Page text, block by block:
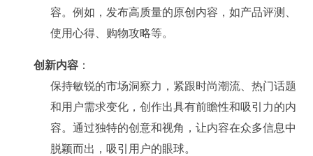
容。例如，发布高质量的原创内容，如产品评测、
使用心得、购物攻略等。
创新内容 ：
保持敏锐的市场洞察力，紧跟时尚潮流、热门话题
和用户需求变化，创作出具有前瞻性和吸引力的内
容。通过独特的创意和视角，让内容在众多信息中
脱颖而出，吸引用户的眼球。